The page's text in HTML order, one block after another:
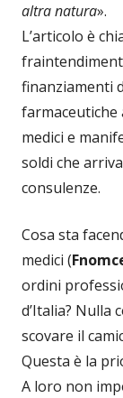
altra natura».
L’articolo è
finanziamenti
farmaceutiche
medici e
soldi che
consulenze.
Cosa sta
medici (
ordini
d’Italia? Nulla
scovare il
Questa è la
A loro non